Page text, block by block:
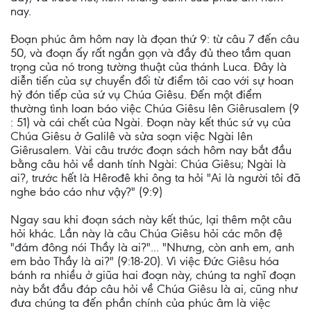
nay.
Đoạn phúc âm hôm nay là đọan thứ 9: từ câu 7 đến câu
50, và đoạn ấy rất ngắn gọn và đầy đủ theo tầm quan
trọng của nó trong tường thuật của thánh Luca. Đây là
diễn tiến của sự chuyển đối từ điểm tôi cao với sự hoan
hỷ đón tiếp của sứ vụ Chúa Giêsu. Đến một điểm
thường tình loan báo việc Chúa Giêsu lên Giêrusalem (9
: 51) và cái chết của Ngài. Đoạn này kết thúc sứ vụ của
Chúa Giêsu ở Galilê và sửa soạn việc Ngài lên
Giêrusalem. Vài câu trước đoạn sách hôm nay bắt đầu
bằng câu hỏi về danh tính Ngài: Chúa Giêsu; Ngài là
ai?, trước hết là Hêrođê khi ông ta hỏi "Ai là người tôi đã
nghe báo cáo như vậy?" (9:9)
Ngay sau khi đoạn sách này kết thúc, lại thêm một câu
hỏi khác. Lần này là câu Chúa Giêsu hỏi các môn đệ
"đám đông nói Thầy là ai?"... "Nhưng, còn anh em, anh
em bảo Thầy là ai?" (9:18-20). Vì việc Đức Giêsu hóa
bánh ra nhiều ở giũa hai đoạn này, chúng ta nghĩ đoạn
này bắt đầu đáp câu hỏi về Chúa Giêsu là ai, cũng như
đưa chúng ta đến phần chính của phúc âm là việc